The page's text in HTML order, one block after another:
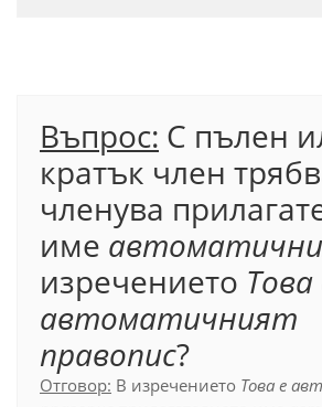
Въпрос: С пълен
кратък член
членува
име
изречението Това
автоматичният
правопис?
Отговор: В изречението Това е